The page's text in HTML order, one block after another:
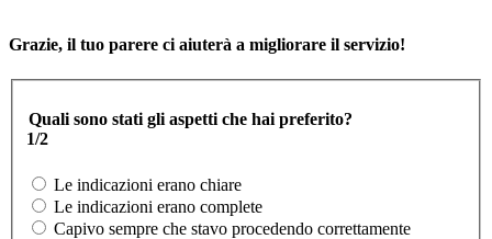
Grazie, il tuo parere ci aiuterà a migliorare il servizio!
Quali sono stati gli aspetti che hai preferito?
1/2
Le indicazioni erano chiare
Le indicazioni erano complete
Capivo sempre che stavo procedendo correttamente